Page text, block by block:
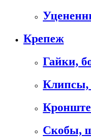
Крепеж
Гайки,
Клипсы,
Скобы,